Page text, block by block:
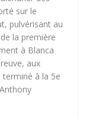
sur le
pulvérisant au
la première
à Blanca
aux
à la 5e